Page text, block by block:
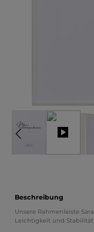
Beschreibung
Unsere Rahmenleiste
Leichtigkeit und